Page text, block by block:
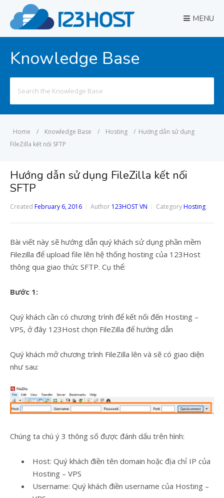
MENU
Knowledge Base
for:
Home / Knowledge Base / Hosting / Hướng dẫn sử dụng
FileZilla kết nối SFTP
Hướng dẫn sử dụng FileZilla kết nối
SFTP
Created February 6, 2016 Author 123HOST VN CategoryHosting
Bài viết này sẽ hướng dẫn quý khách sử dụng phần mềm
Filezilla để upload file lên hệ thống hosting của 123Host
thông qua giao thức SFTP. Cụ thể:
Bước 1:
Quý khách cần có chương trình để kết nối đến Hosting –
VPS, ở đây 123Host chọn FileZilla để hướng dẫn
Quý khách mở chương trình FileZilla lên và sẽ có giao diện
như sau:
Chúng ta chú ý 3 thông số được đánh dấu trên hình:
Host: Quý khách điền tên domain hoặc địa chỉ IP của
Hosting – VPS
Username: Quý khách điền username của Hosting –